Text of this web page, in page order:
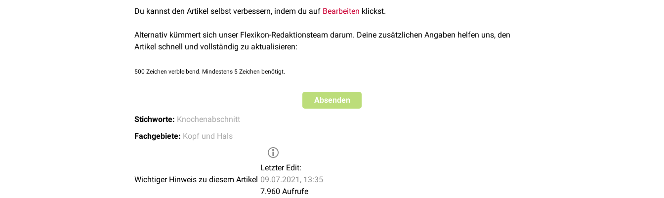
Fragment mit Beteiligung des Processus frontalis, der
und der Margo infraorbitalis. Der Ansatz desLigamentum palpebrale mediale
Typ II: mehrfragmentäre Fraktur des zentralen, ligamenttragenden Fragmentes am Processus frontalis. Ansatz
des Ligamentum palpebrale mediale noch an einem Fragment.
Typ III:Trümmerfrakturdes zentralen, ligamenttragenden Fragmentes am Processus frontalis. Ansatz des
Du kannst den Artikel selbst verbessern, indem du auf Bearbeiten klickst.
Alternativ kümmert sich unser Flexikon-Redaktionsteam darum. Deine zusätzlichen Angaben helfen uns, den
Artikel schnell und vollständig zu aktualisieren:
500 Zeichen verbleibend. Mindestens 5 Zeichen benötigt.
Absenden
Stichworte: Knochenabschnitt
Fachgebiete: Kopf und Hals
Wichtiger Hinweis zu diesem Artikel
Letzter Edit:
09.07.2021, 13:35
7.960 Aufrufe